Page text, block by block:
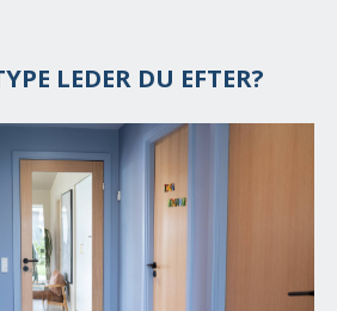
LEDER DU EFTER?